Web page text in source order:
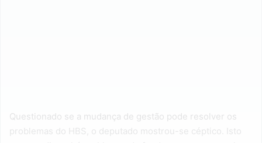
Questionado se a mudança de gestão pode resolver os
problemas do HBS, o deputado mostrou-se céptico. Isto